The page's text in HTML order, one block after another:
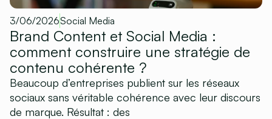
3/06/2026Social Media
Brand Content et Social Media :
comment construire une stratégie de
contenu cohérente ?
Beaucoup d’entreprises publient sur les réseaux
sociaux sans véritable cohérence avec leur discours
de marque. Résultat : des